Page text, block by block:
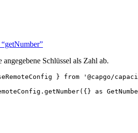
Schlüssel als Zahl ab.
} from
'@capgo/
getNumber({} as